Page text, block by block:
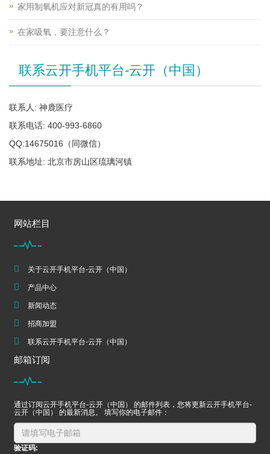
家用制氧机应对新冠真的有用吗？
在家吸氧，要注意什么？
联系云开手机平台-云开（中国）
联系人: 神鹿医疗
联系电话: 400-993-6860
QQ:14675016（同微信）
联系地址: 北京市房山区琉璃河镇
网站栏目
关于云开手机平台-云开（中国）
产品中心
新闻动态
招商加盟
联系云开手机平台-云开（中国）
邮箱订阅
通过订阅云开手机平台-云开（中国） 的邮件列表，您将更新云开手机平台-
云开（中国） 的最新消息。 填写你的电子邮件：
验证码: